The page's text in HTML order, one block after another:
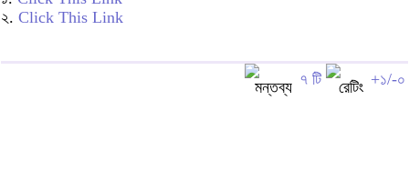
২. Click This Link
৭ টি +১/-০